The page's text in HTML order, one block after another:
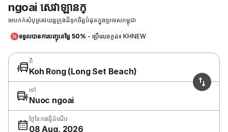
ngoai សេវាឡានក្
អេបកក់សំបុត្ររថយន្តក្រុងដ៏ទុកចិត្តបំផុតក្នុងប្រទេសកម្ពុជា
ទទួលបានការបញ្ចុះតម្លៃ 50% - ប្រើលេខកូដ៖ KHNEW
ពី
Koh Rong (Long Set Beach)
ទៅ
Nuoc ngoai
ថ្ងៃនៃការធ្វើដំណើរ
08 Aug, 2026